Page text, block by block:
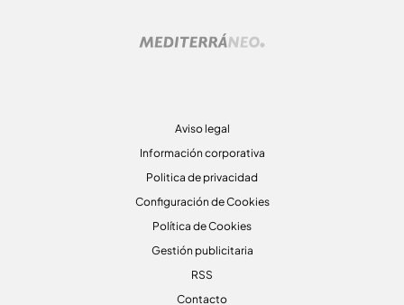
Aviso legal
Información corporativa
Politica de privacidad
Configuración de Cookies
Política de Cookies
Gestión publicitaria
RSS
Contacto